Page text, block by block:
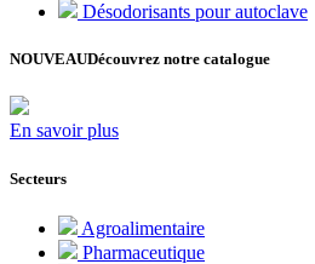
Désodorisants pour autoclave
NOUVEAUDécouvrez notre catalogue
En savoir plus
Secteurs
Agroalimentaire
Pharmaceutique